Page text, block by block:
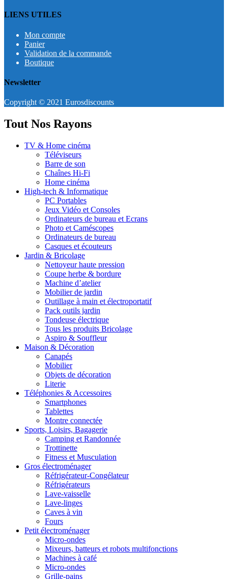
LIENS UTILES
Mon compte
Panier
Validation de la commande
Boutique
Newsletter
Copyright © 2021 Eurosdiscounts
Tout Nos Rayons
TV & Home cinéma
Téléviseurs
Barre de son
Chaînes Hi-Fi
Home cinéma
High-tech & Informatique
PC Portables
Jeux Vidéo et Consoles
Ordinateurs de bureau et Ecrans
Photo et Caméscopes
Ordinateurs de bureau
Casques et écouteurs
Jardin & Bricolage
Nettoyeur haute pression
Coupe herbe & bordure
Machine d’atelier
Mobilier de jardin
Outillage à main et électroportatif
Pack outils jardin
Tondeuse électrique
Tous les produits Bricolage
Aspiro & Souffleur
Maison & Décoration
Canapés
Mobilier
Objets de décoration
Literie
Téléphonies & Accessoires
Smartphones
Tablettes
Montre connectée
Sports, Loisirs, Bagagerie
Camping et Randonnée
Trottinette
Fitness et Musculation
Gros électroménager
Réfrigérateur-Congélateur
Réfrigérateurs
Lave-vaisselle
Lave-linges
Caves à vin
Fours
Petit électroménager
Micro-ondes
Mixeurs, batteurs et robots multifonctions
Machines à café
Micro-ondes
Grille-pains